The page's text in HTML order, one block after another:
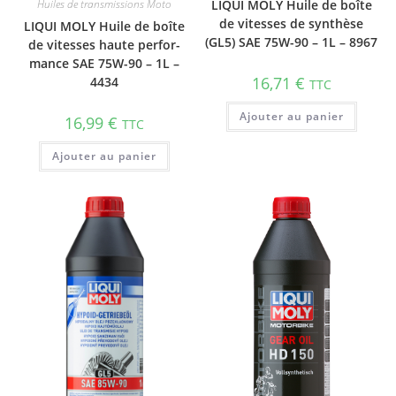
Huiles de transmissions Moto
LIQUI MOLY Huile de boîte
de vitesses haute perfor­
mance SAE 75W-90 – 1L –
4434
16,99€ TTC
Ajouter au panier
LIQUI MOLY Huile de boîte
de vitesses de synthèse
(GL5) SAE 75W-90 – 1L – 8967
16,71 € TTC
Ajouter au panier